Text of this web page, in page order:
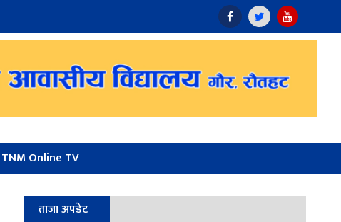
TNM Online TV
ताजा अपडेट